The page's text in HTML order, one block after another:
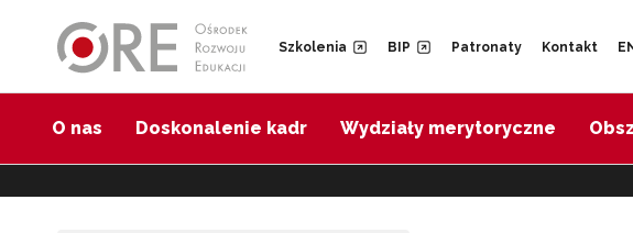
Szkolenia BIP Patronaty Kontakt
O nas Doskonalenie kadr Wydziały merytoryczne